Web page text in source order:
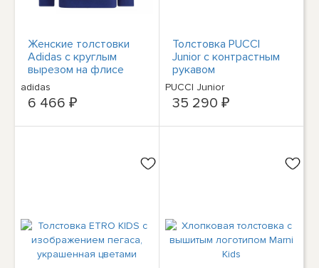
Женские толстовки
Adidas с круглым
вырезом на флисе
H40304 Dunkelblau-
Rot
adidas
6 466 ₽
Толстовка PUCCI
Junior с контрастным
рукавом
PUCCI Junior
35 290 ₽